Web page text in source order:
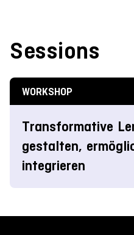
Sessions
WORKSHOP
Transformative
gestalten,
integrieren